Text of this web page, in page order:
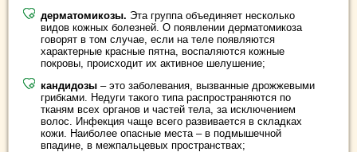
дерматомикозы. Эта группа объединяет несколько
видов кожных болезней. О появлении дерматомикоза
говорят в том случае, если на теле появляются
характерные красные пятна, воспаляются кожные
покровы, происходит их активное шелушение;
кандидозы – это заболевания, вызванные дрожжевыми
грибками. Недуги такого типа распространяются по
тканям всех органов и частей тела, за исключением
волос. Инфекция чаще всего развивается в складках
кожи. Наиболее опасные места – в подмышечной
впадине, в межпальцевых пространствах;